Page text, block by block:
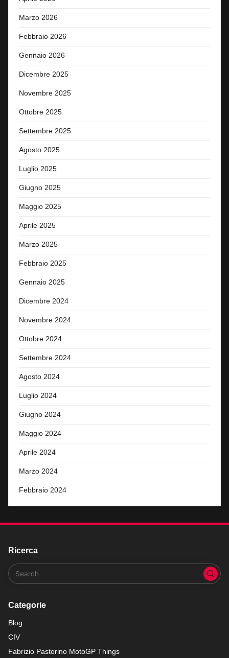
Marzo 2026
Febbraio 2026
Gennaio 2026
Dicembre 2025
Novembre 2025
Ottobre 2025
Settembre 2025
Agosto 2025
Luglio 2025
Giugno 2025
Maggio 2025
Aprile 2025
Marzo 2025
Febbraio 2025
Gennaio 2025
Dicembre 2024
Novembre 2024
Ottobre 2024
Settembre 2024
Agosto 2024
Luglio 2024
Giugno 2024
Maggio 2024
Aprile 2024
Marzo 2024
Febbraio 2024
Ricerca
Categorie
Blog
CIV
Fabrizio Pastorino MotoGP Things